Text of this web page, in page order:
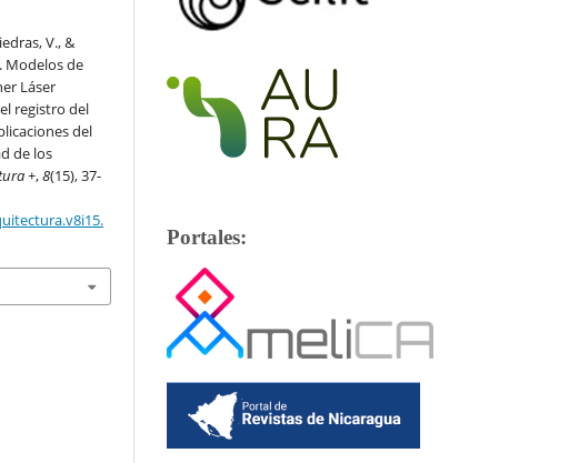
V., &
Modelos de
Láser
registro del
del
de los
+,8(15), 37-
Portales: